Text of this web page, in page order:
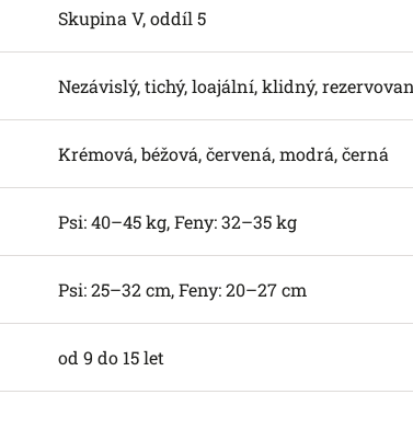
Skupina V, oddíl 5
Nezávislý, tichý, loajální, klidný,
Krémová, béžová, červená, modrá, černá
Psi: 40–45 kg, Feny: 32–35 kg
Psi: 25–32 cm, Feny: 20–27 cm
od 9 do 15 let